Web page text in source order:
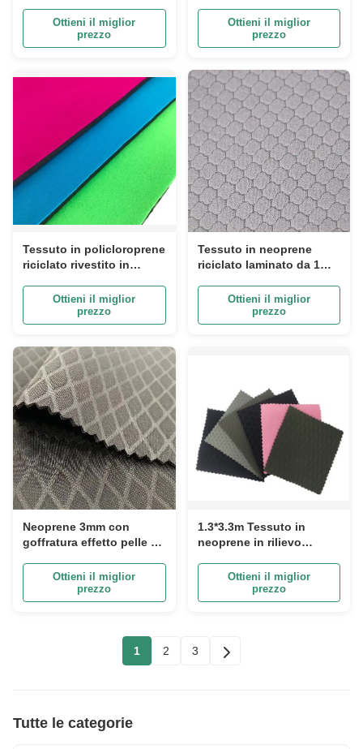
modello per guanti
Ottieni il miglior
prezzo
Ottieni il miglior
prezzo
Tessuto in policloroprene
riciclato rivestito in
Ottieni il miglior
prezzo
Tessuto in neoprene
riciclato laminato da 1
goffrataOttieni il miglior
prezzo
Neoprene 3mm con
goffratura effetto pelle di
Ottieni il miglior
prezzo
1.3*3.3m Tessuto in
neoprene in rilievo
calore e eco-compatibili
Elastici, impermeabili, a
prova di urti
Ottieni il miglior
prezzo
1 2 3
Tutte le categorie